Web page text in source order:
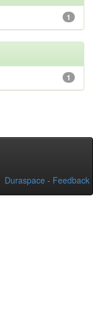
1
1
Duraspace - Feedback